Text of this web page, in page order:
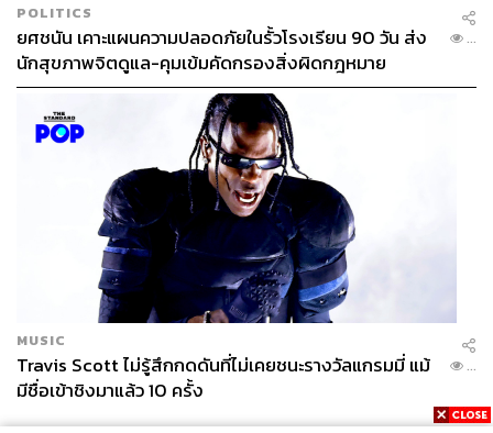
POLITICS
ยศชนัน เคาะแผนความปลอดภัยในรั้วโรงเรียน 90 วัน ส่ง
นักสุขภาพจิตดูแล-คุมเข้มคัดกรองสิ่งผิดกฎหมาย
...
MUSIC
Travis Scott ไม่รู้สึกกดดันที่ไม่เคยชนะรางวัลแกรมมี่ แม้
มีชื่อเข้าชิงมาแล้ว 10 ครั้ง
...